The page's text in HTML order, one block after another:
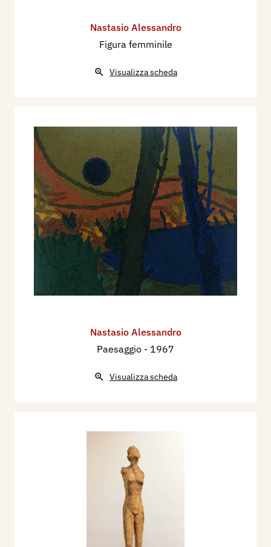
Nastasio Alessandro
Figura femminile
Visualizza scheda
Nastasio Alessandro
Paesaggio - 1967
Visualizza scheda